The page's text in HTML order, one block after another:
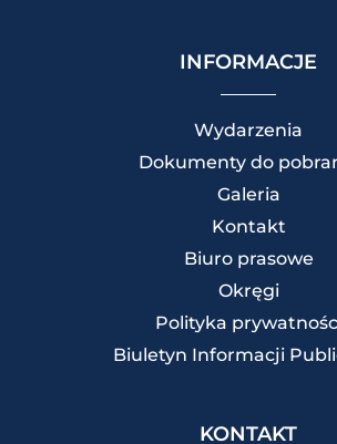
INFORMACJE
Wydarzenia
Dokumenty do
Galeria
Kontakt
Biuro prasowe
Okręgi
Polityka
Biuletyn Informacji
KONTAKT